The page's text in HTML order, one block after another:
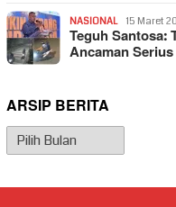
NASIONAL 15 Maret
Teguh Santosa:
Ancaman
ARSIP BERITA
Arsip
Berita